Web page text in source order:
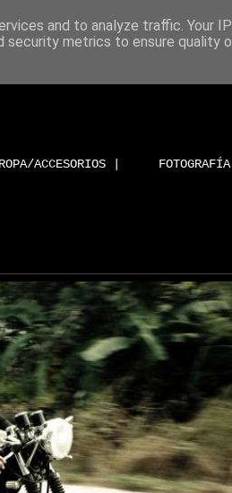
ROPA/ACCESORIOS |
and to analyze traffic. Your
security metrics to ensure quality